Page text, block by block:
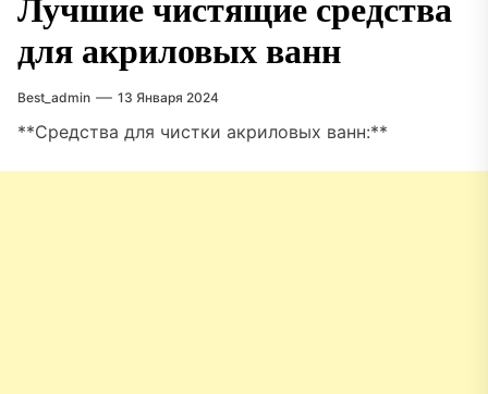
Лучшие чистящие средства
для акриловых ванн
Best_admin 13 Января 2024
**Средства для чистки акриловых ванн:**